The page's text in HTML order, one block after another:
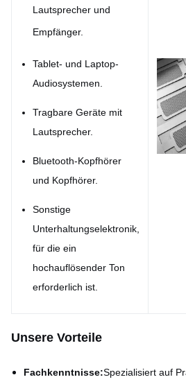
Lautsprecher und
Empfänger.
Tablet- und Laptop-
Audiosystemen.
Tragbare Geräte mit
Lautsprecher.
Bluetooth-Kopfhörer
und Kopfhörer.
Sonstige
Unterhaltungselektronik,
für die ein
hochauflösender Ton
erforderlich ist.
Unsere Vorteile
Fachkenntnisse:Spezialisiert auf